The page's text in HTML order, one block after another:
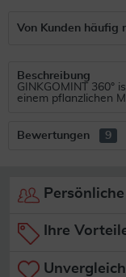
Von Kunden häufig
Beschreibung
GINKGOMINT 360°
einem pflanzlichen
Bewertungen 9
Ihre